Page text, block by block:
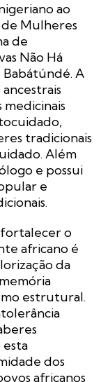
ao
de Mulheres
de
Não Há
A
medicinais
tradicionais
Além
e possui
e
fortalecer o
africano é
da
estrutural.
esta
dos
africanos